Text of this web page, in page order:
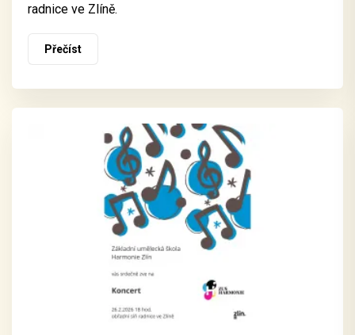
radnice ve Zlíně.
Přečíst